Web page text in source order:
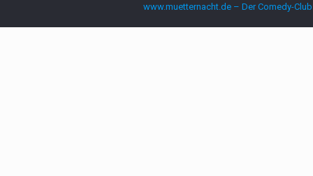
www.muetternacht.de – Der Comedy-Club